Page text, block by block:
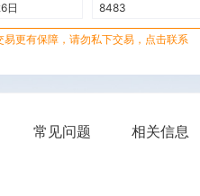
日
8483
易更有保障，请勿私下交易，点击联系
常见问题 相关信息